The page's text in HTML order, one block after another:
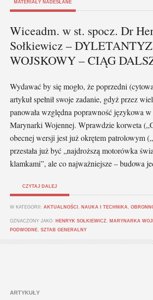
MATERIAŁY NADESŁANE
Wiceadm. w st. spocz. Dr
Sołkiewicz –
WOJSKOWY – CIĄG
Wydawać by się mogło, że poprzedni
artykuł spełnił swoje zadanie, gdyż przez
panowała względna poprawność językowa
Marynarki Wojennej. Wprawdzie korweta
obecnej wersji jest już okrętem patrolowym
przestała już być „najdroższą motorówka
klamkami”, ale co najważniejsze – budowa
CZYTAJ DALEJ
W KATEGORII: AKTUALNOŚCI NAUKA I TECHNIKA
OZNACZONY JAKO: HENRYK SOŁKIEWICZ MARYNARKA
PODWODNE SZTAB GENERALNY
ARTYKUŁY